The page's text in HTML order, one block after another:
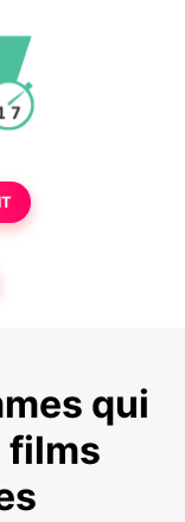
qui
films